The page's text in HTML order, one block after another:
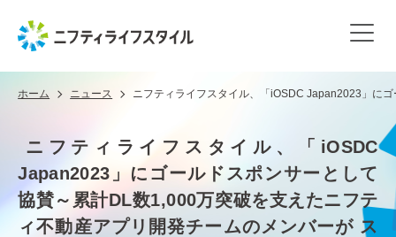
ホーム ニュース ニフティライフスタイル、「iOSDC Japan2023」に
ニフティライフスタイル、「iOSDC
Japan2023」にゴールドスポンサーとして
協賛～累計DL数1,000万突破を支えたニフテ
ィ不動産アプリ開発チームのメンバーが ス